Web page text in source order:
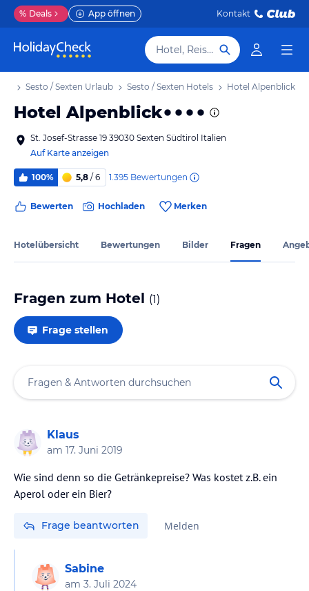
% Deals App öffnen Kontakt
Hotel, Reiseziel
Sesto / Sexten Urlaub Sesto / Sexten Hotels Hotel Alpenblick
Hotel Alpenblick
St. Josef-Strasse 19 39030 Sexten Südtirol Italien
Auf Karte anzeigen
100% 5,8 / 6 1.395 Bewertungen
Bewerten Hochladen Merken
Hotelübersicht Bewertungen Bilder Fragen
Fragen zum Hotel (1)
Frage stellen
Klaus
am 17. Juni 2019
Wie sind denn so die Getränkepreise? Was kostet z.B. ein
Aperol oder ein Bier?
Frage beantworten Melden
Sabine
am 3. Juli 2024